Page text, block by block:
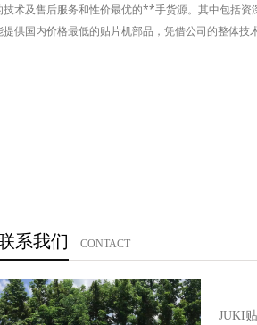
术及售后服务和性价最优的**手货源。其中包括
供国内价格最低的贴片机部品，凭借公司的整体技
系我们 CONTACT
JUKI